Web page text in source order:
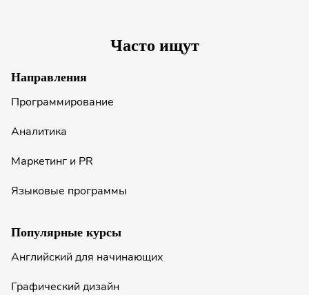
Часто ищут
Направления
Программирование
Аналитика
Маркетинг и PR
Языковые программы
Популярные курсы
Английский для начинающих
Графический дизайн